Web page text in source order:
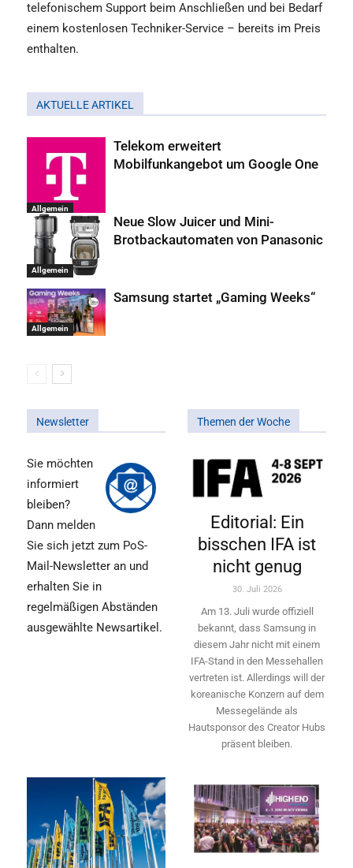
telefonischem Support beim Anschließen und bei Bedarf
einem kostenlosen Techniker-Service – bereits im Preis
enthalten.
AKTUELLE ARTIKEL
Allgemein
Telekom erweitert
Mobilfunkangebot um Google One
Allgemein
Neue Slow Juicer und Mini-
Brotbackautomaten von Panasonic
Allgemein
Samsung startet „Gaming Weeks“
Newsletter
Sie möchten
informiert
bleiben?
Dann melden
Sie sich jetzt zum PoS-
Mail-Newsletter an und
erhalten Sie in
regelmäßigen Abständen
ausgewählte Newsartikel.
Themen der Woche
Editorial: Ein
bisschen IFA ist
nicht genug
30. Juli 2026
Am 13. Juli wurde offiziell
bekannt, dass Samsung in
diesem Jahr nicht mit einem
IFA-Stand in den Messehallen
vertreten ist. Allerdings will ­der
koreanische Konzern auf dem
Messegelände als
Hautsponsor des Creator Hubs
präsent bleiben.